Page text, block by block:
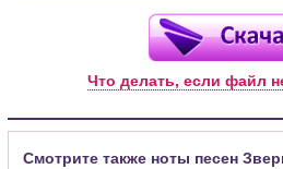
Что делать, если файл
Смотрите также ноты песен